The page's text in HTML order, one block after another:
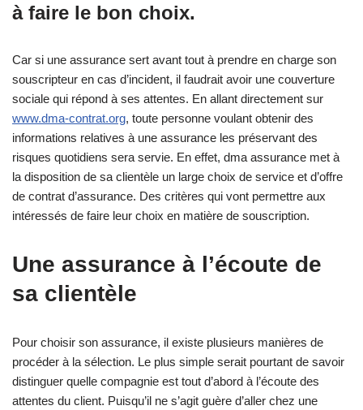
à faire le bon choix.
Car si une assurance sert avant tout à prendre en charge son
souscripteur en cas d’incident, il faudrait avoir une couverture
sociale qui répond à ses attentes. En allant directement sur
www.dma-contrat.org, toute personne voulant obtenir des
informations relatives à une assurance les préservant des
risques quotidiens sera servie. En effet, dma assurance met à
la disposition de sa clientèle un large choix de service et d’offre
de contrat d’assurance. Des critères qui vont permettre aux
intéressés de faire leur choix en matière de souscription.
Une assurance à l’écoute de
sa clientèle
Pour choisir son assurance, il existe plusieurs manières de
procéder à la sélection. Le plus simple serait pourtant de savoir
distinguer quelle compagnie est tout d’abord à l’écoute des
attentes du client. Puisqu’il ne s’agit guère d’aller chez une